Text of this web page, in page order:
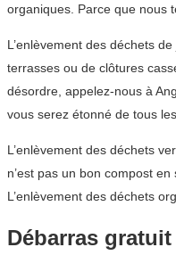
organiques. Parce que nous
L’enlèvement des déchets
terrasses ou de clôtures
désordre, appelez-nous à
vous serez étonné de tous
L’enlèvement des déchets
n’est pas un bon compost
L’enlèvement des déchets
Débarras